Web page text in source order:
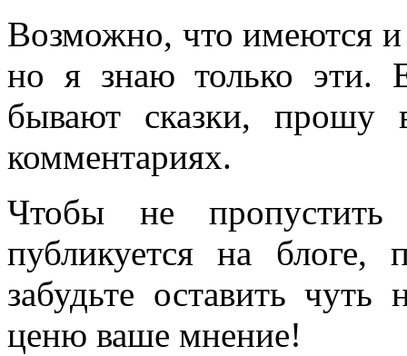
Возможно, что имеются и
но я знаю только эти.
бывают сказки, прошу
комментариях.
Чтобы не
публикуется на блоге,
забудьте оставить
ценю ваше мнение!